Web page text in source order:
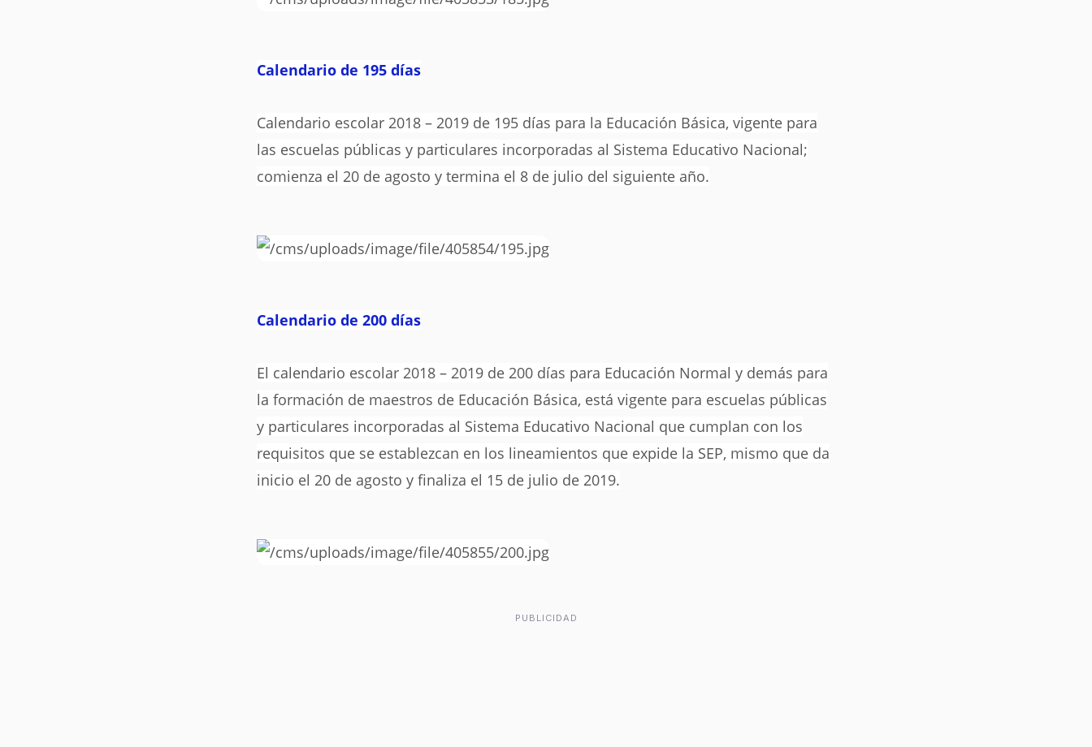
Calendario de 195 días
Calendario escolar 2018 – 2019 de 195 días para la Educación Básica, vigente para
las escuelas públicas y particulares incorporadas al Sistema Educativo Nacional;
comienza el 20 de agosto y termina el 8 de julio del siguiente año.
Calendario de 200 días
El calendario escolar 2018 – 2019 de 200 días para Educación Normal y demás para
la formación de maestros de Educación Básica, está vigente para escuelas públicas
y particulares incorporadas al Sistema Educativo Nacional que cumplan con los
requisitos que se establezcan en los lineamientos que expide la SEP, mismo que da
inicio el 20 de agosto y finaliza el 15 de julio de 2019.
PUBLICIDAD